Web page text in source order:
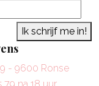
Ik schrijf me in!
- 9600 Ronse